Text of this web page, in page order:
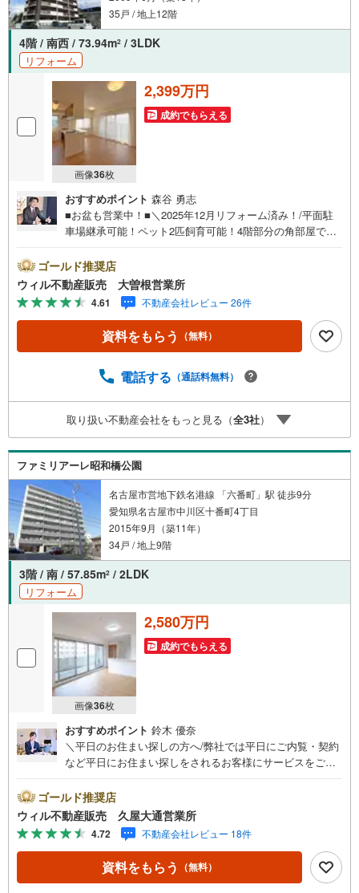
35戸 / 地上12階
4階 / 南西 / 73.94m2 / 3LDK
リフォーム
画像36枚
2,399万円
成約でもらえる
おすすめポイント 森谷 勇志
■お盆も営業中！■＼2025年12月リフォーム済み！/平面駐
車場継承可能！ペット2匹飼育可能！4階部分の角部屋で採
感のある間取りです！＼リフォーム済み×平面駐車場継承可
能！/〇4階部分角部屋で採光良好！〇天井高があり開放感
あり！〇ウォークインクロゼットやバルコニーのトランク
ルームなど収納豊富！〇オートロックあり！〇エレベータ
ーにも防犯設備あり！〇ペット2匹まで飼育可能！（細則あ
り）〇南西向きワイドバルコニー！＼2025年12月リフォー
ロアタイル貼！〇ハウスクリーニング！【弊社について】
リフォームのご相談も承ります！まずはお気軽にお問合せ
ください！
ゴールド推奨店
ウィル不動産販売 大曽根営業所
4.61 不動産会社レビュー 26件
資料をもらう （無料）
電話する （通話料無料）
取り扱い不動産会社をもっと見る（全3社）
ファミリアーレ昭和橋公園
名古屋市営地下鉄名港線 「六番町」駅 徒歩9分
愛知県名古屋市中川区十番町4丁目
2015年9月（築11年）
34戸 / 地上9階
3階 / 南 / 57.85m2 / 2LDK
リフォーム
画像36枚
2,580万円
成約でもらえる
おすすめポイント 鈴木 優奈
＼平日のお住まい探しの方へ/弊社では平日にご内覧・契約
など平日にお住まい探しをされるお客様にサービスをご用
時まで”毎日”営業しています。事前にご予約頂きましたら営
業時間外でのご内覧もご対応いたします。＼本物件の他に
も気になる物件がある方へ/不動産業者間で不動産情報が共
有されているので、名古屋市全域や、その他隣接エリアで
もご内覧が可能です！ 【ウィル不動産販売 久屋大通営業
所】◎地下鉄東山線「栄」駅7A出口から徒歩1分、名城線
ゴールド推奨店
ウィル不動産販売 久屋大通営業所
4.72 不動産会社レビュー 18件
資料をもらう （無料）